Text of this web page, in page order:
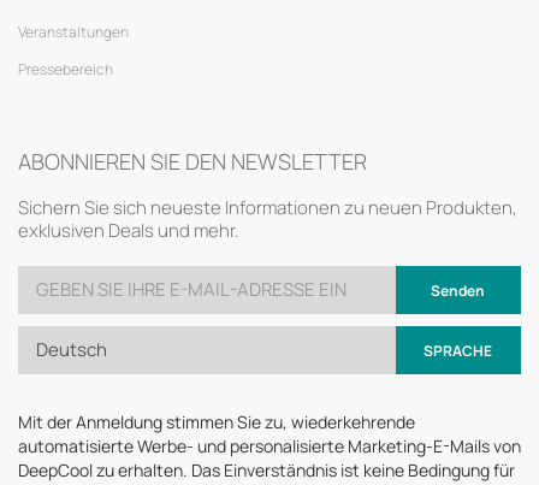
Veranstaltungen
Pressebereich
ABONNIEREN SIE DEN NEWSLETTER
Sichern Sie sich neueste Informationen zu neuen Produkten,
exklusiven Deals und mehr.
Senden
Deutsch SPRACHE
Mit der Anmeldung stimmen Sie zu, wiederkehrende
automatisierte Werbe- und personalisierte Marketing-E-Mails von
DeepCool zu erhalten. Das Einverständnis ist keine Bedingung für